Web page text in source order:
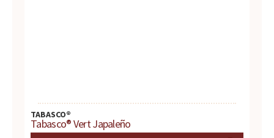
,
h
TABASCO®
Tabasco® Vert Japaleño